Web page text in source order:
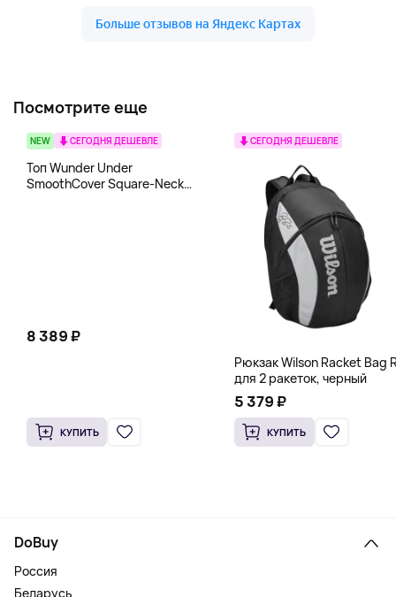
Посмотрите еще
NEW СЕГОДНЯ ДЕШЕВЛЕ
Топ Wunder Under
SmoothCover Square-Neck
8 389 ₽
КУПИТЬ
СЕГОДНЯ ДЕШЕВЛЕ
Рюкзак Wilson Racket Bag
для 2 ракеток, черный
5 379 ₽
КУПИТЬ
DoBuy
Россия
Беларусь